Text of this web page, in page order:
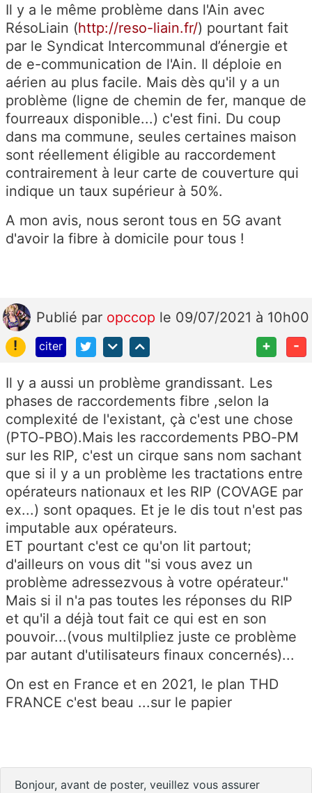
Il y a le même problème dans l'Ain avec
RésoLiain (http://reso-liain.fr/) pourtant fait
par le Syndicat Intercommunal d’énergie et
de e-communication de l'Ain. Il déploie en
aérien au plus facile. Mais dès qu'il y a un
problème (ligne de chemin de fer, manque de
fourreaux disponible...) c'est fini. Du coup
dans ma commune, seules certaines maison
sont réellement éligible au raccordement
contrairement à leur carte de couverture qui
indique un taux supérieur à 50%.
A mon avis, nous seront tous en 5G avant
d'avoir la fibre à domicile pour tous !
Publié par opccop le 09/07/2021 à 10h00
!
citer + -
Il y a aussi un problème grandissant. Les
phases de raccordements fibre ,selon la
complexité de l'existant, çà c'est une chose
(PTO-PBO).Mais les raccordements PBO-PM
sur les RIP, c'est un cirque sans nom sachant
que si il y a un problème les tractations entre
opérateurs nationaux et les RIP (COVAGE par
ex...) sont opaques. Et je le dis tout n'est pas
imputable aux opérateurs.
ET pourtant c'est ce qu'on lit partout;
d'ailleurs on vous dit "si vous avez un
problème adressezvous à votre opérateur."
Mais si il n'a pas toutes les réponses du RIP
et qu'il a déjà tout fait ce qui est en son
pouvoir...(vous multilpliez juste ce problème
par autant d'utilisateurs finaux concernés)...
On est en France et en 2021, le plan THD
FRANCE c'est beau ...sur le papier
Bonjour, avant de poster, veuillez vous assurer